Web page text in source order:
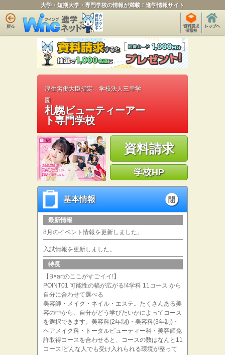
大学・短期大学・専門学校の情報が満載！進学情報サイト
厚生労働大臣指定 学校法人三幸学
園
札幌ビューティーアー
ト専門学校
資料請求
学校HP
基本情報
基本情報
最新情報
8月のイベント情報を更新しました。
入試情報を更新しました。
特長
【B×artのここがすごイイ!】
POINT01 可能性の幅が広がる!4学科 11コース から
自分に合わせて選べる
美容師・メイク・ネイル・エステ。たくさんある美
容の中から、自分がどう学びたいかによってコース
を選択できます。美容科(2年制)・美容科(3年制)・
ヘアメイク科・トータルビューティー科・美容師免
許取得コースを合わせると、コースの数はなんと11
コース!どんな人でも受け入れられる環境が整って